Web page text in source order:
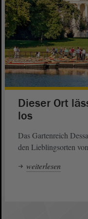
Dieser Ort
los
Das Gartenreich
den Lieblingsorten
weiterlesen